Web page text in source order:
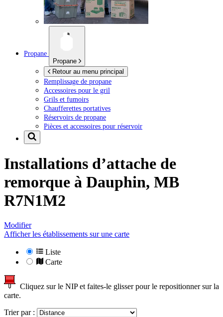
Propane
Propane
Retour au menu principal
Remplissage de propane
Accessoires pour le gril
Grils et fumoirs
Chaufferettes portatives
Réservoirs de propane
Pièces et accessoires pour réservoir
Installations d’attache de
remorque à Dauphin, MB
R7N1M2
Modifier
Afficher les établissements sur une carte
Liste
Carte
Cliquez sur le NIP et faites-le glisser pour le repositionner sur la
carte.
Trier par :